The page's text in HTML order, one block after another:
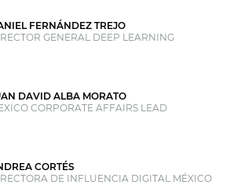
FERNÁNDEZ TREJO
GENERAL DEEP LEARNING
DAVID ALBA MORATO
CORPORATE AFFAIRS LEAD
CORTÉS
DE INFLUENCIA DIGITAL MÉXICO